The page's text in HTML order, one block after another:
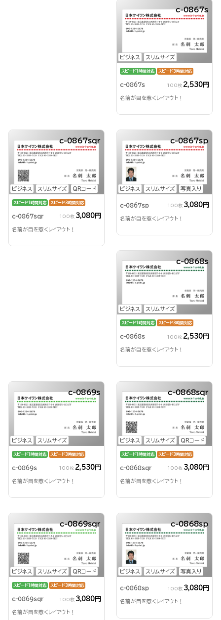
ビジネス スリムサイズ
c-0867s
スピード1時間対応 スピード3時間対応
c-0867s 100枚 2,530円
名前が目を惹くレイアウト！
ビジネス スリムサイズ QRコード
c-0867sqr
スピード1時間対応 スピード3時間対応
c-0867sqr 100枚 3,080円
名前が目を惹くレイアウト！
ビジネス スリムサイズ 写真入り
c-0867sp
c-0867sp 100枚 3,080円
名前が目を惹くレイアウト！
ビジネス スリムサイズ
c-0868s
スピード1時間対応 スピード3時間対応
c-0868s 100枚 2,530円
名前が目を惹くレイアウト！
ビジネス スリムサイズ
c-0869s
スピード1時間対応 スピード3時間対応
c-0869s 100枚 2,530円
名前が目を惹くレイアウト！
ビジネス スリムサイズ QRコード
c-0868sqr
スピード1時間対応 スピード3時間対応
c-0868sqr 100枚 3,080円
名前が目を惹くレイアウト！
ビジネス スリムサイズ QRコード
c-0869sqr
スピード1時間対応 スピード3時間対応
c-0869sqr 100枚 3,080円
名前が目を惹くレイアウト！
ビジネス スリムサイズ 写真入り
c-0868sp
c-0868sp 100枚 3,080円
名前が目を惹くレイアウト！